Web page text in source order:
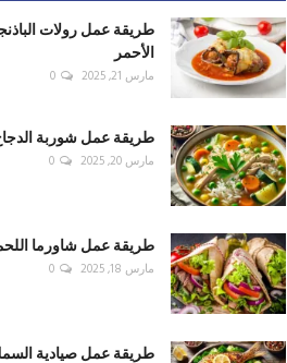
طريقة عمل رولات
الأحمر
مارس 21, 2025 0
طريقة عمل شوربة الدجاج
مارس 20, 2025 0
طريقة عمل شاورما
مارس 18, 2025 0
طريقة عمل صيادية